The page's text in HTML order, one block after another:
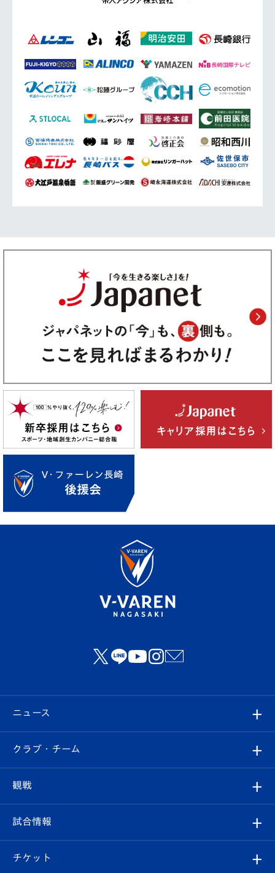
ニュース
すべて
クラブ
試合情報
クラブ・チーム
クラブ概要
観戦
観戦ルール
試合情報
試合日程/結果
チケット